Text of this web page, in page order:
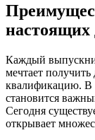
Каждый
мечтает
квалификацию. В
становится
Сегодня
открывает